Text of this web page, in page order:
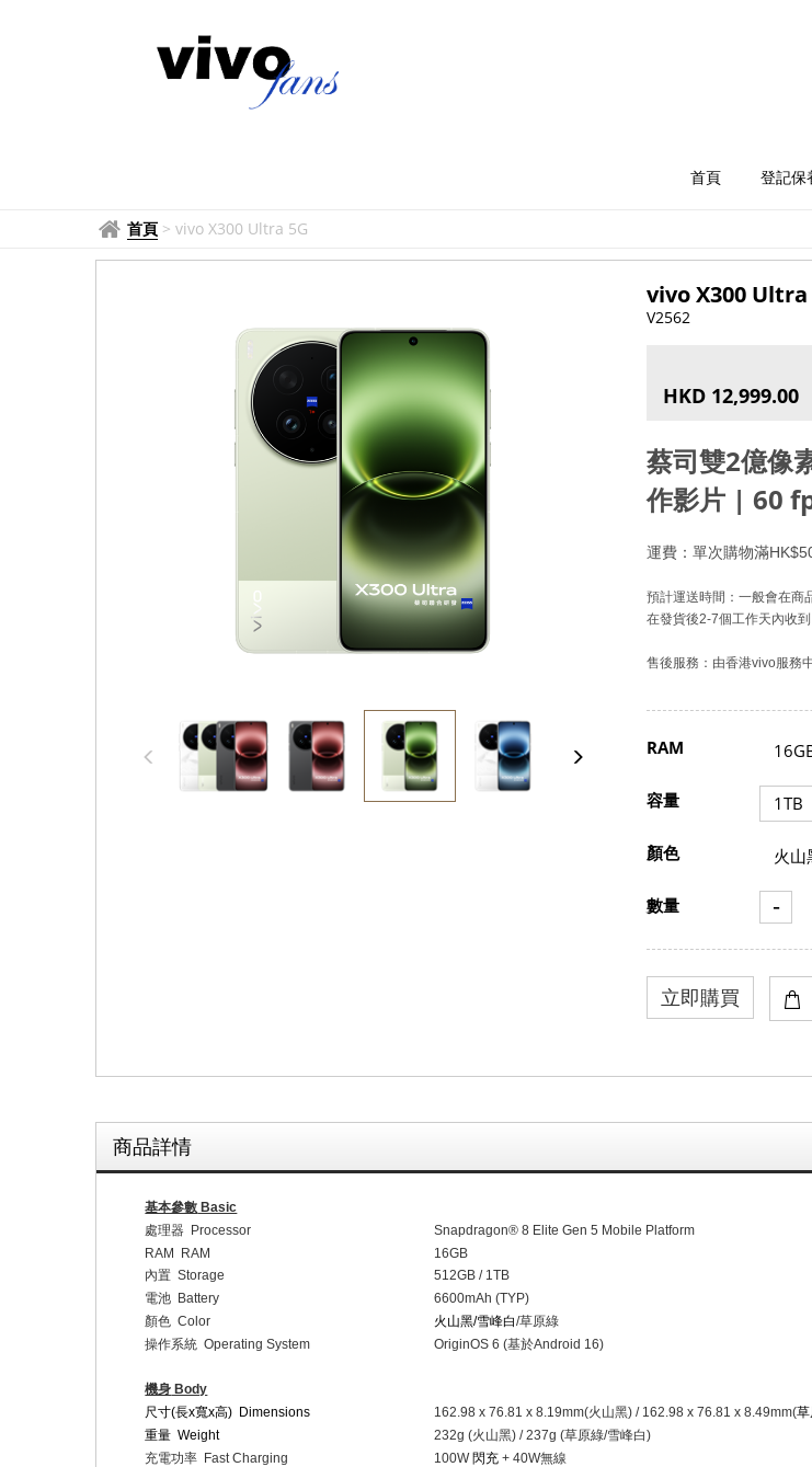
首頁 登記
首頁 > vivo X300 Ultra 5G
vivo X300 Ultra
V2562
HKD 12,999.00
蔡司雙2億像
作影片 | 60
運費：單次購物滿
預計運送時間：一般會在商
在發貨後2-7個工作天內收到
售後服務：由香港vivo服務
RAM
容量 1TB
顏色 火山
數量 -
商品詳情
基本參數 Basic
處理器 Processor
Snapdragon® 8 Elite Gen 5 Mobile Platform
RAM RAM
16GB
內置 Storage
512GB / 1TB
電池 Battery
6600mAh (TYP)
顏色 Color 火山黑/雪峰白/草原綠
操作系統 Operating System OriginOS 6 (基於Android 16)
機身 Body
尺寸(長x寬x高) Dimensions 162.98 x 76.81 x 8.19mm(火山黑) / 162.98 x 76.81 x 8.49mm(
重量 Weight 232g (火山黑) / 237g (草原綠/雪峰白)
充電功率 Fast Charging 100W閃充 + 40W無線